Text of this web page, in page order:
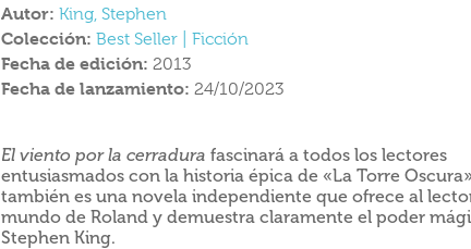
Autor: King, Stephen
Colección: Best Seller | Ficción
Fecha de edición: 2013
Fecha de lanzamiento: 24/10/2023
El viento por la cerradura fascinará a todos los lectores
entusiasmados con la historia épica de «La Torre
también es una novela independiente que ofrece al
mundo de Roland y demuestra claramente el poder
Stephen King.